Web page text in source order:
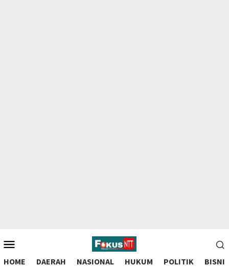
to
contentMobile
HOME DAERAH NASIONAL HUKUM POLITIK BISNIS